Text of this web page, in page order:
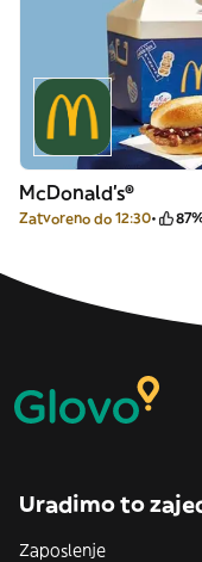
McDonald's®
Zatvoreno do 12:30
Uradimo to
Zaposlenje